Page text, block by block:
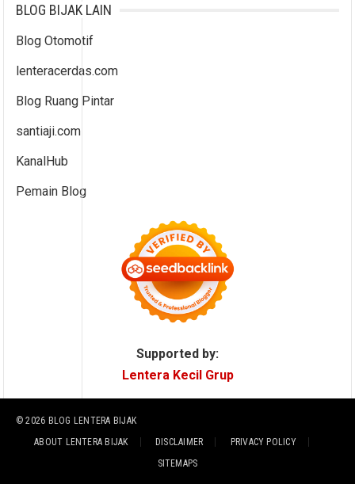
BLOG BIJAK LAIN
Blog Otomotif
lenteracerdas.com
Blog Ruang Pintar
santiaji.com
KanalHub
Pemain Blog
Supported by:
Lentera Kecil Grup
© 2026 BLOG LENTERA BIJAK
ABOUT LENTERA BIJAK
DISCLAIMER
PRIVACY POLICY
SITEMAPS